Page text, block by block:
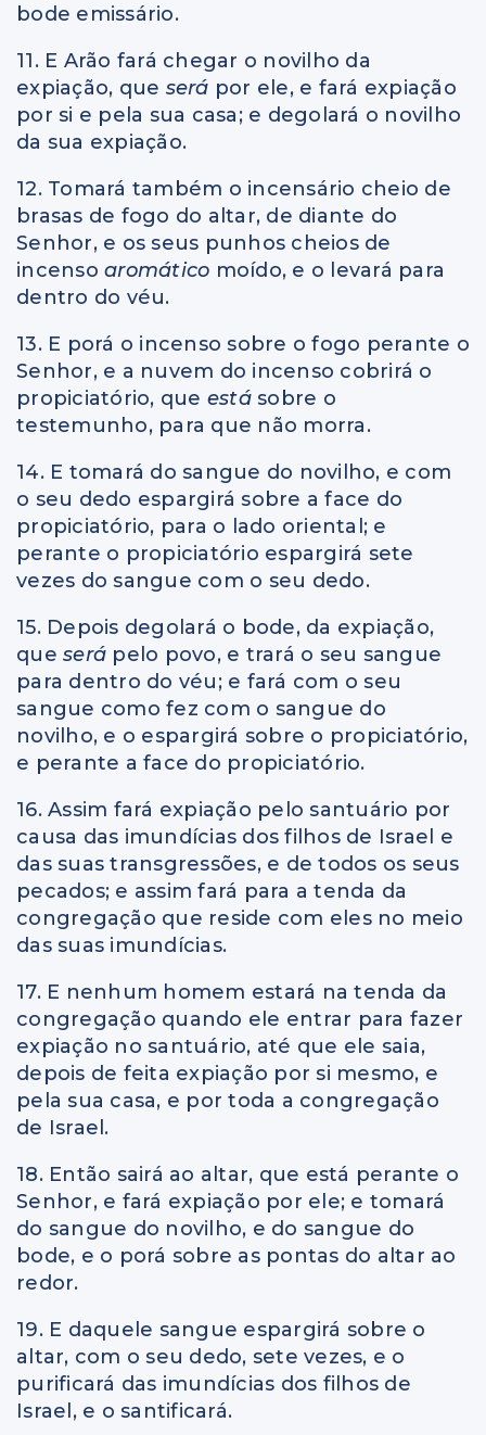
bode emissário.
11. E Arão fará chegar o novilho da
expiação, que será por ele, e fará expiação
por si e pela sua casa; e degolará o novilho
da sua expiação.
12. Tomará também o incensário cheio de
brasas de fogo do altar, de diante do
Senhor, e os seus punhos cheios de
incenso aromático moído, e o levará para
dentro do véu.
13. E porá o incenso sobre o fogo perante o
Senhor, e a nuvem do incenso cobrirá o
propiciatório, que está sobre o
testemunho, para que não morra.
14. E tomará do sangue do novilho, e com
o seu dedo espargirá sobre a face do
propiciatório, para o lado oriental; e
perante o propiciatório espargirá sete
vezes do sangue com o seu dedo.
15. Depois degolará o bode, da expiação,
que será pelo povo, e trará o seu sangue
para dentro do véu; e fará com o seu
sangue como fez com o sangue do
novilho, e o espargirá sobre o propiciatório,
e perante a face do propiciatório.
16. Assim fará expiação pelo santuário por
causa das imundícias dos filhos de Israel e
das suas transgressões, e de todos os seus
pecados; e assim fará para a tenda da
congregação que reside com eles no meio
das suas imundícias.
17. E nenhum homem estará na tenda da
congregação quando ele entrar para fazer
expiação no santuário, até que ele saia,
depois de feita expiação por si mesmo, e
pela sua casa, e por toda a congregação
de Israel.
18. Então sairá ao altar, que está perante o
Senhor, e fará expiação por ele; e tomará
do sangue do novilho, e do sangue do
bode, e o porá sobre as pontas do altar ao
redor.
19. E daquele sangue espargirá sobre o
altar, com o seu dedo, sete vezes, e o
purificará das imundícias dos filhos de
Israel, e o santificará.